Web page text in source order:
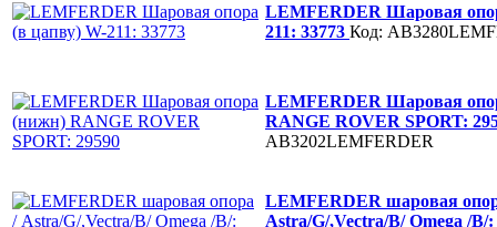
LEMFERDER Шаровая
211: 33773 Код:
LEMFERDER Шаровая
RANGE ROVER SPORT:
AB3202LEMFERDER
LEMFERDER шаровая
Astra/G/,Vectra/B/ Omega /B/